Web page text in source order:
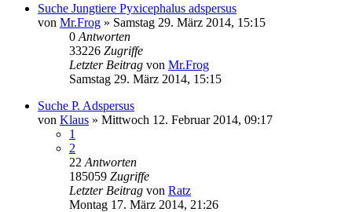
Suche Jungtiere Pyxicephalus adspersus
von Mr.Frog » Samstag 29. März 2014, 15:15
0 Antworten
33226 Zugriffe
Letzter Beitrag von Mr.Frog
Samstag 29. März 2014, 15:15
Suche P. Adspersus
von Klaus » Mittwoch 12. Februar 2014, 09:17
1
2
22 Antworten
185059 Zugriffe
Letzter Beitrag von Ratz
Montag 17. März 2014, 21:26